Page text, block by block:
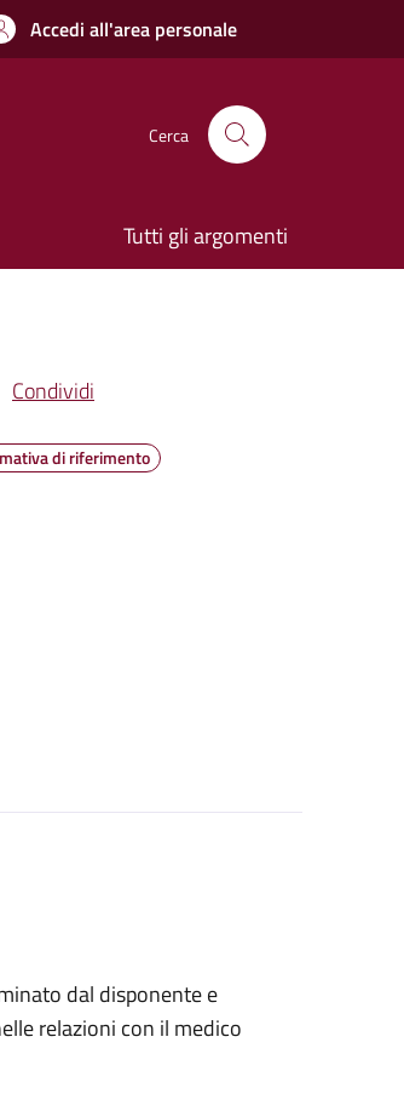
Accedi all'area personale
Cerca
Tutti gli argomenti
Condividi
di riferimento
dal disponente e
relazioni con il medico